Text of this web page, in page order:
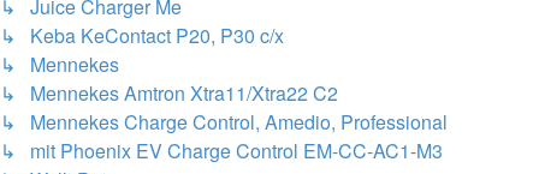
↳ Juice Charger Me
↳ Keba KeContact P20, P30 c/x
↳ Mennekes
↳ Mennekes Amtron Xtra11/Xtra22 C2
↳ Mennekes Charge Control, Amedio, Professional
↳ mit Phoenix EV Charge Control EM-CC-AC1-M3